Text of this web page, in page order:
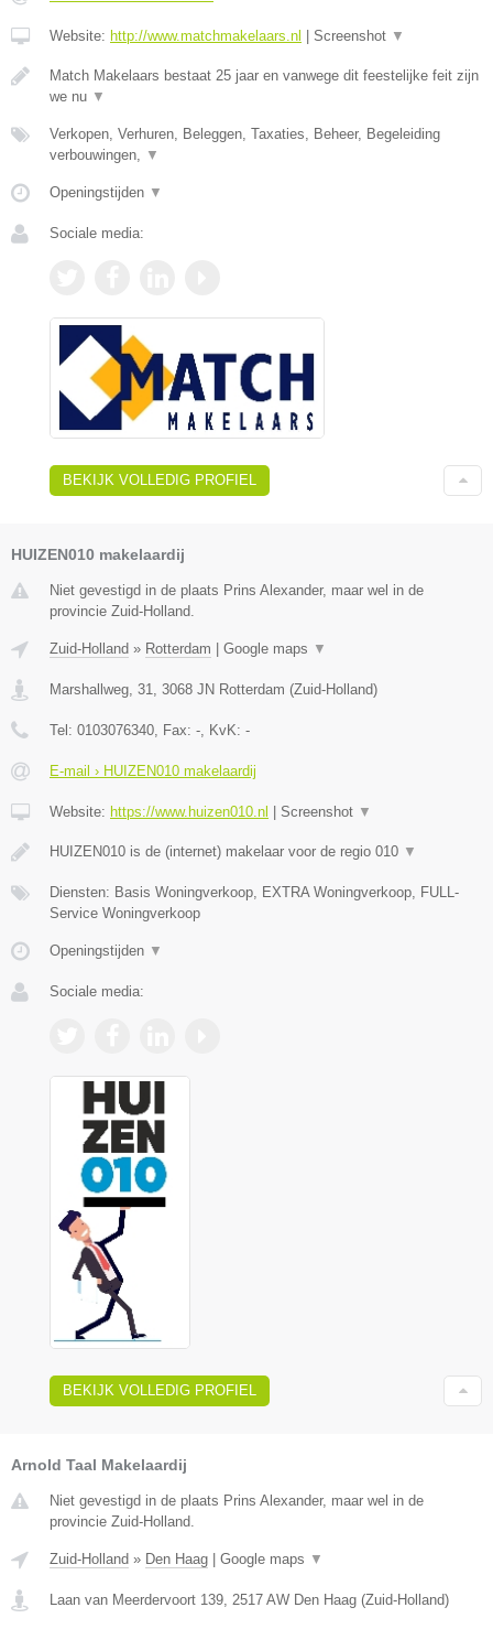
Website: http://www.matchmakelaars.nl Screenshot ▼
Match Makelaars bestaat 25 jaar en vanwege dit feestelijke feit zijn
we nu ▼
Verkopen, Verhuren, Beleggen, Taxaties, Beheer, Begeleiding
verbouwingen, ▼
Openingstijden ▼
Sociale media:
BEKIJK VOLLEDIG PROFIEL
HUIZEN010 makelaardij
Niet gevestigd in de plaats Prins Alexander, maar wel in de
provincie Zuid-Holland.
Zuid-Holland » Rotterdam Google maps ▼
Marshallweg, 31, 3068 JN Rotterdam (Zuid-Holland)
Tel: 0103076340, Fax: -, KvK: -
E-mail › HUIZEN010 makelaardij
Website: https://www.huizen010.nl Screenshot ▼
HUIZEN010 is de (internet) makelaar voor de regio 010 ▼
Diensten: Basis Woningverkoop, EXTRA Woningverkoop, FULL-
Service Woningverkoop
Openingstijden ▼
Sociale media:
BEKIJK VOLLEDIG PROFIEL
Arnold Taal Makelaardij
Niet gevestigd in de plaats Prins Alexander, maar wel in de
provincie Zuid-Holland.
Zuid-Holland » Den Haag Google maps ▼
Laan van Meerdervoort 139, 2517 AW Den Haag (Zuid-Holland)